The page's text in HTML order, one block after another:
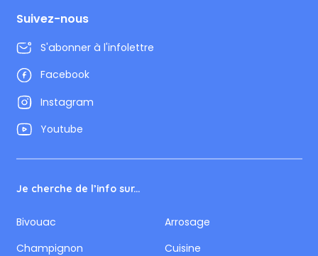
Suivez-nous
S'abonner à l'infolettre
Facebook
Instagram
Youtube
Je cherche de l’info sur...
Bivouac
Arrosage
Champignon
Cuisine